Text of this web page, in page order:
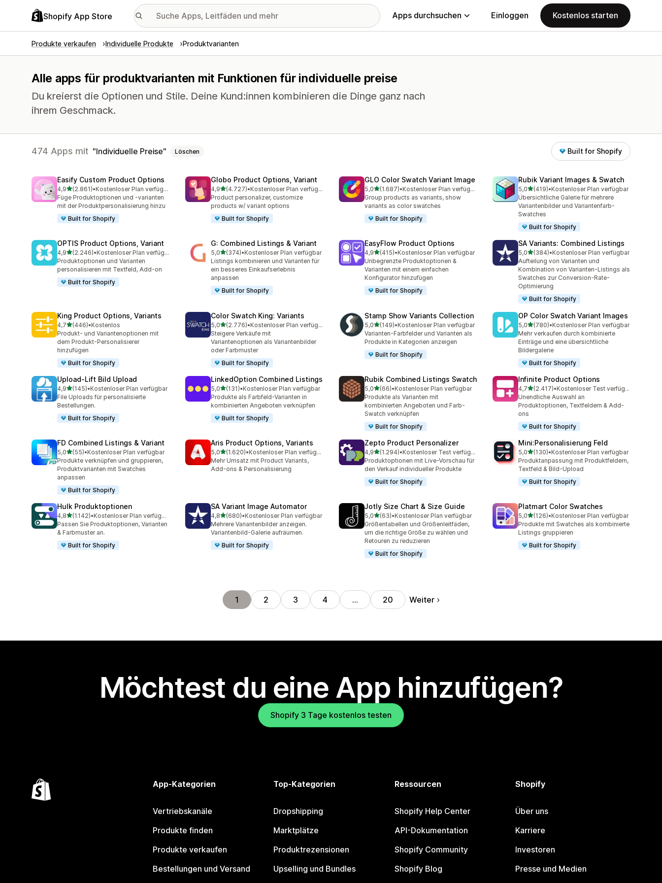
Shopify App Store Apps durchsuchen Einloggen Kostenlos starten
Produkte verkaufen Individuelle Produkte Produktvarianten
Alle apps für produktvarianten mit Funktionen für individuelle preise
Du kreierst die Optionen und Stile. Deine Kund:innen kombinieren die Dinge ganz nach
ihrem Geschmack.
474 Apps mit Individuelle Preise Löschen Built for Shopify
Easify Custom Product Options
4,9von 5 Sternen
(2.861)
2861 Rezensionen insgesamt
•
Kostenloser Plan verfügbar
Füge Produktoptionen und -varianten
mit der Produktpersonalisierung hinzu
Built for Shopify
Globo Product Options, Variant
4,9von 5 Sternen
(4.727)
4727 Rezensionen insgesamt
•
Kostenloser Plan verfügbar
Product personalizer, customize
products w/ variant options
Built for Shopify
GLO Color Swatch Variant Image
5,0von 5 Sternen
(1.687)
1687 Rezensionen insgesamt
•
Kostenloser Plan verfügbar
Group products as variants, show
variants as color swatches
Built for Shopify
Rubik Variant Images & Swatch
5,0von 5 Sternen
(419)
419 Rezensionen insgesamt
•Kostenloser Plan verfügbar
Übersichtliche Galerie für mehrere
Variantenbilder und Variantenfarb-
Swatches
Built for Shopify
OPTIS Product Options, Variant
4,9von 5 Sternen
(2.246)
2246 Rezensionen insgesamt
•
Kostenloser Plan verfügbar
Produktoptionen und Varianten
personalisieren mit Textfeld, Add-on
Built for Shopify
G: Combined Listings & Variant
5,0von 5 Sternen
(374)
374 Rezensionen insgesamt
•Kostenloser Plan verfügbar
Listings kombinieren und Varianten für
ein besseres Einkaufserlebnis
anpassen
Built for Shopify
EasyFlow Product Options
4,9von 5 Sternen
(415)
415 Rezensionen insgesamt
•Kostenloser Plan verfügbar
Unbegrenzte Produktoptionen &
Varianten mit einem einfachen
Konfigurator hinzufügen
Built for Shopify
SA Variants: Combined Listings
5,0von 5 Sternen
(384)
384 Rezensionen insgesamt
•Kostenloser Plan verfügbar
Aufteilung von Varianten und
Kombination von Varianten-Listings als
Swatches zur Conversion-Rate-
Optimierung
Built for Shopify
King Product Options, Variants
4,7von 5 Sternen
(446)
446 Rezensionen insgesamt
•Kostenlos
Produkt- und Variantenoptionen mit
dem Produkt-Personalisierer
hinzufügen
Built for Shopify
Color Swatch King: Variants
5,0von 5 Sternen
(2.776)
2776 Rezensionen insgesamt
•
Kostenloser Plan verfügbar
Steigere Verkäufe mit
Variantenoptionen als Variantenbilder
oder Farbmuster
Built for Shopify
Stamp Show Variants Collection
5,0von 5 Sternen
(149)
149 Rezensionen insgesamt
•Kostenloser Plan verfügbar
Varianten-Farbfelder und Varianten als
Produkte in Kategorien anzeigen
Built for Shopify
OP Color Swatch Variant Images
5,0von 5 Sternen
(780)
780 Rezensionen insgesamt
•Kostenloser Plan verfügbar
Mehr verkaufen durch kombinierte
Einträge und eine übersichtliche
Bildergalerie
Built for Shopify
Upload‑Lift Bild Upload
4,9von 5 Sternen
(145)
145 Rezensionen insgesamt
•Kostenloser Plan verfügbar
File Uploads für personalisierte
Bestellungen.
Built for Shopify
LinkedOption Combined Listings
5,0von 5 Sternen
(131)
131 Rezensionen insgesamt
•Kostenloser Plan verfügbar
Produkte als Farbfeld-Varianten in
kombinierten Angeboten verknüpfen
Built for Shopify
Rubik Combined Listings Swatch
5,0von 5 Sternen
(66)
66 Rezensionen insgesamt
•Kostenloser Plan verfügbar
Produkte als Varianten mit
kombinierten Angeboten und Farb-
Swatch verknüpfen
Built for Shopify
Infinite Product Options
4,7von 5 Sternen
(2.417)
2417 Rezensionen insgesamt
•
Kostenloser Test verfügbar
Unendliche Auswahl an
Produktoptionen, Textfeldern & Add-
ons
Built for Shopify
FD Combined Listings & Variant
5,0von 5 Sternen
(55)
55 Rezensionen insgesamt
•Kostenloser Plan verfügbar
Produkte verknüpfen und gruppieren,
Produktvarianten mit Swatches
anpassen
Built for Shopify
Aris Product Options, Variants
5,0von 5 Sternen
(1.620)
1620 Rezensionen insgesamt
•
Kostenloser Plan verfügbar
Mehr Umsatz mit Product Variants,
Add-ons & Personalisierung
Zepto Product Personalizer
4,9von 5 Sternen
(1.294)
1294 Rezensionen insgesamt
•
Kostenloser Test verfügbar
Produktoptionen mit Live-Vorschau für
den Verkauf individueller Produkte
Built for Shopify
Mini:Personalisierung Feld
5,0von 5 Sternen
(130)
130 Rezensionen insgesamt
•Kostenloser Plan verfügbar
Produktanpassung mit Produktfeldern,
Textfeld & Bild-Upload
Built for Shopify
Hulk Produktoptionen
4,8von 5 Sternen
(1.142)
1142 Rezensionen insgesamt
•
Kostenloser Plan verfügbar
Passen Sie Produkt­optionen, Varianten
& Farbmuster an.
Built for Shopify
SA Variant Image Automator
4,8von 5 Sternen
(680)
680 Rezensionen insgesamt
•Kostenloser Plan verfügbar
Mehrere Variantenbilder anzeigen.
Variantenbild-Galerie aufräumen.
Built for Shopify
Jotly Size Chart & Size Guide
5,0von 5 Sternen
(63)
63 Rezensionen insgesamt
•Kostenloser Plan verfügbar
Größentabellen und Größenleitfäden,
um die richtige Größe zu wählen und
Retouren zu reduzieren
Built for Shopify
Platmart Color Swatches
5,0von 5 Sternen
(126)
126 Rezensionen insgesamt
•Kostenloser Plan verfügbar
Produkte mit Swatches als kombinierte
Listings gruppieren
Built for Shopify
1 2 3 4 … 20 Weiter
Möchtest du eine App hinzufügen?
Shopify 3 Tage kostenlos testen
App-Kategorien
Vertriebskanäle
Produkte finden
Produkte verkaufen
Bestellungen und Versand
Top-Kategorien
Dropshipping
Marktplätze
Produktrezensionen
Upselling und Bundles
Ressourcen
Shopify Help Center
API-Dokumentation
Shopify Community
Shopify Blog
Shopify
Über uns
Karriere
Investoren
Presse und Medien